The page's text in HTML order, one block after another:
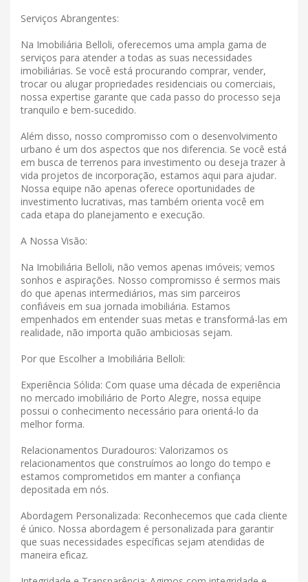
Serviços Abrangentes:
Na Imobiliária Belloli, oferecemos uma ampla gama de
serviços para atender a todas as suas necessidades
imobiliárias. Se você está procurando comprar, vender,
trocar ou alugar propriedades residenciais ou comerciais,
nossa expertise garante que cada passo do processo seja
tranquilo e bem-sucedido.
Além disso, nosso compromisso com o desenvolvimento
urbano é um dos aspectos que nos diferencia. Se você está
em busca de terrenos para investimento ou deseja trazer à
vida projetos de incorporação, estamos aqui para ajudar.
Nossa equipe não apenas oferece oportunidades de
investimento lucrativas, mas também orienta você em
cada etapa do planejamento e execução.
A Nossa Visão:
Na Imobiliária Belloli, não vemos apenas imóveis; vemos
sonhos e aspirações. Nosso compromisso é sermos mais
do que apenas intermediários, mas sim parceiros
confiáveis ​​em sua jornada imobiliária. Estamos
empenhados em entender suas metas e transformá-las em
realidade, não importa quão ambiciosas sejam.
Por que Escolher a Imobiliária Belloli:
Experiência Sólida: Com quase uma década de experiência
no mercado imobiliário de Porto Alegre, nossa equipe
possui o conhecimento necessário para orientá-lo da
melhor forma.
Relacionamentos Duradouros: Valorizamos os
relacionamentos que construímos ao longo do tempo e
estamos comprometidos em manter a confiança
depositada em nós.
Abordagem Personalizada: Reconhecemos que cada cliente
é único. Nossa abordagem é personalizada para garantir
que suas necessidades específicas sejam atendidas de
maneira eficaz.